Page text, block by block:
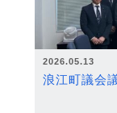
2026.05.13
浪江町議会